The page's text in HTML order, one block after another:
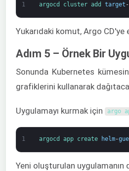
1 argocd cluster add target -
Yukarıdaki komut, Argo CD'ye
Adım 5 – Örnek Bir
Sonunda Kubernetes
grafiklerini kullanarak
Uygulamayı kurmak için argo
1 argocd app create helm-
Yeni oluşturulan